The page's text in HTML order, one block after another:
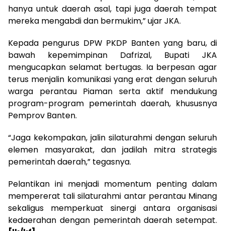
hanya untuk daerah asal, tapi juga daerah tempat
mereka mengabdi dan bermukim,” ujar JKA.
Kepada pengurus DPW PKDP Banten yang baru, di
bawah kepemimpinan Dafrizal, Bupati JKA
mengucapkan selamat bertugas. Ia berpesan agar
terus menjalin komunikasi yang erat dengan seluruh
warga perantau Piaman serta aktif mendukung
program-program pemerintah daerah, khususnya
Pemprov Banten.
“Jaga kekompakan, jalin silaturahmi dengan seluruh
elemen masyarakat, dan jadilah mitra strategis
pemerintah daerah,” tegasnya.
Pelantikan ini menjadi momentum penting dalam
mempererat tali silaturahmi antar perantau Minang
sekaligus memperkuat sinergi antara organisasi
kedaerahan dengan pemerintah daerah setempat.